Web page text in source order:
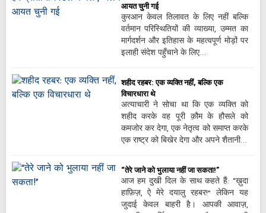
आयत चुनी गई
कुरआन केवल तिलावत के लिए नहीं बल्कि
वर्तमान परिस्थितियों की व्याख्या, उम्मत का
मार्गदर्शन और इतिहास के महत्वपूर्ण मोड़ों पर
इलाही संदेश पहुँचाने के लिए…
शहीद रहबर: एक व्यक्ति नहीं, बल्कि एक
विचारधारा थे
अत्याचारी ने सोचा था कि एक व्यक्ति को
शहीद करके वह पूरी क़ौम के हौसले को
कमजोर कर देगा, एक नेतृत्व को समाप्त करके
एक राष्ट्र को बिखेर देगा और अपने शैतानी…
“तेरे जाने को भुलाया नहीं जा सकता!”
आज हम दुखी दिल के साथ कहते हैं: “ख़ुदा
हाफ़िज़, ऐ मेरे दयालु रहबर!” लेकिन यह
जुदाई केवल बाहरी है। आपकी आवाज़,